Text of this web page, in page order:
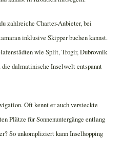
zahlreiche Charter-Anbieter, bei
inklusive Skipper buchen kannst.
wie Split, Trogir, Dubrovnik
die dalmatinische Inselwelt entspannt
Oft kennt er auch versteckte
Plätze für Sonnenuntergänge entlang
So unkompliziert kann Inselhopping